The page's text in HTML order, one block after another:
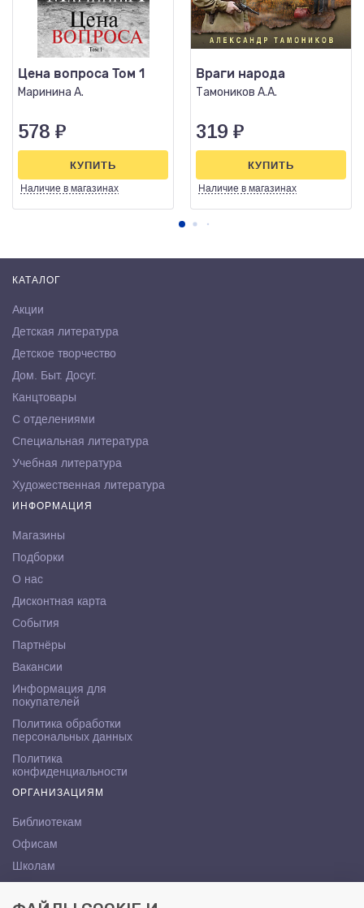
Цена вопроса Том 1
Маринина А.
578 ₽
Наличие в магазинах
КУПИТЬ
Враги народа
Тамоников А.А.
319 ₽
Наличие в магазинах
КУПИТЬ
КАТАЛОГ
Акции
Детская литература
Детское творчество
Дом. Быт. Досуг.
Канцтовары
С отделениями
Специальная литература
Учебная литература
Художественная литература
ИНФОРМАЦИЯ
Магазины
Подборки
О нас
Дисконтная карта
События
Партнёры
Вакансии
Информация для
покупателей
Политика обработки
персональных данных
Политика
конфиденциальности
ОРГАНИЗАЦИЯМ
Библиотекам
Офисам
Школам